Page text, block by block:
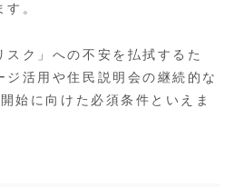
。
ク」への不安を払拭するた
活用や住民説明会の継続的な
始に向けた必須条件といえま